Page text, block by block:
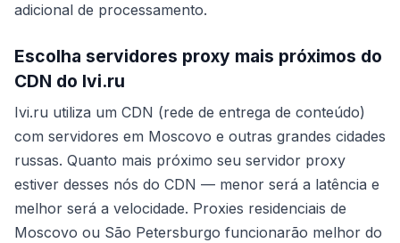
adicional de processamento.
Escolha servidores proxy mais próximos do
CDN do Ivi.ru
Ivi.ru utiliza um CDN (rede de entrega de conteúdo)
com servidores em Moscovo e outras grandes cidades
russas. Quanto mais próximo seu servidor proxy
estiver desses nós do CDN — menor será a latência e
melhor será a velocidade. Proxies residenciais de
Moscovo ou São Petersburgo funcionarão melhor do